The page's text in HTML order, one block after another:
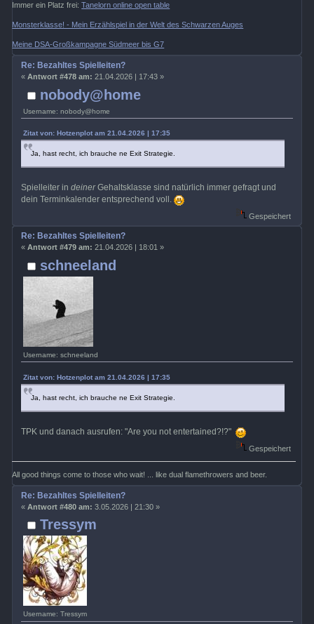
Immer ein Platz frei:Tanelorn online open table
Monsterklasse! - Mein Erzählspiel in der Welt des Schwarzen Auges
Meine DSA-Großkampagne Südmeer bis G7
nobody@home
Username: nobody@home
Re: Bezahltes Spielleiten?
« Antwort #478 am: 21.04.2026 | 17:43 »
Zitat von: Hotzenplot am 21.04.2026 | 17:35
Ja, hast recht, ich brauche ne Exit Strategie.
Spielleiter in deinerGehaltsklasse sind natürlich immer gefragt und
dein Terminkalender entsprechend voll.
Gespeichert
schneeland
Username: schneeland
Re: Bezahltes Spielleiten?
« Antwort #479 am: 21.04.2026 | 18:01 »
Zitat von: Hotzenplot am 21.04.2026 | 17:35
Ja, hast recht, ich brauche ne Exit Strategie.
TPK und danach ausrufen: "Are you not entertained?!?"
Gespeichert
All good things come to those who wait! ... like dual flamethrowers and beer.
Tressym
Username: Tressym
Re: Bezahltes Spielleiten?
« Antwort #480 am: 3.05.2026 | 21:30 »